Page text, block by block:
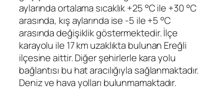
aylarında ortalama sıcaklık +25 °C ile +30 °C
arasında, kış aylarında ise -5 ile +5 °C
arasında değişiklik göstermektedir. İlçe
karayolu ile 17 km uzaklıkta bulunan Ereğli
ilçesine aittir. Diğer şehirlerle kara yolu
bağlantısı bu hat aracılığıyla sağlanmaktadır.
Deniz ve hava yolları bulunmamaktadır.